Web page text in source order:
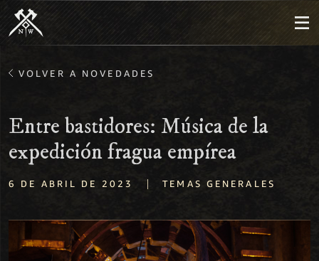
VOLVER A NOVEDADES
Entre bastidores: Música de la
expedición fragua empírea
6 DE ABRIL DE 2023 | TEMAS GENERALES